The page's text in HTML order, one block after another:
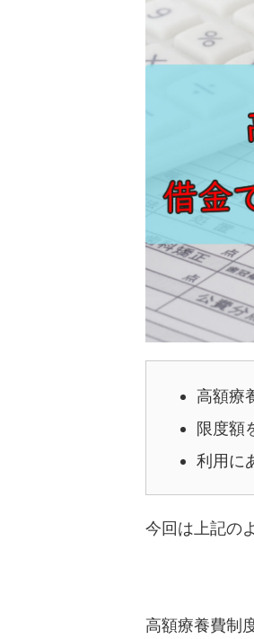
高額療
限度額
利用に
今回は上記の
高額療養費制